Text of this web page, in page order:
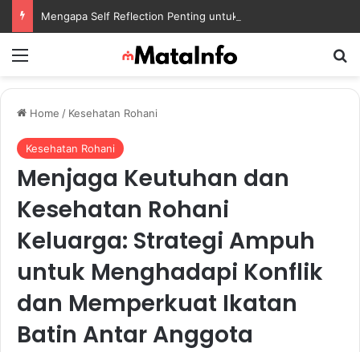
Home / Kesehatan Rohani
Kesehatan Rohani
Menjaga Keutuhan dan
Kesehatan Rohani
Keluarga: Strategi Ampuh
untuk Menghadapi Konflik
dan Memperkuat Ikatan
Batin Antar Anggota